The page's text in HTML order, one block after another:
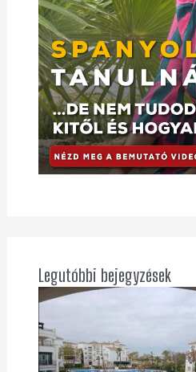
Legutóbbi bejegyzések